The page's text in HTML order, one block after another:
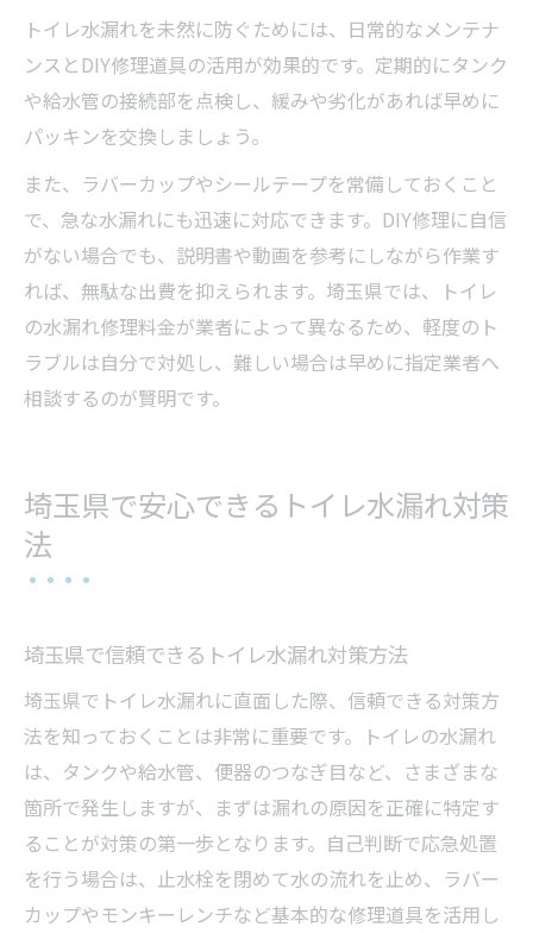
トイレ水漏れを未然に防ぐためには、日常的なメンテナ
ンスとDIY修理道具の活用が効果的です。定期的にタンク
や給水管の接続部を点検し、緩みや劣化があれば早めに
パッキンを交換しましょう。
また、ラバーカップやシールテープを常備しておくこと
で、急な水漏れにも迅速に対応できます。DIY修理に自信
がない場合でも、説明書や動画を参考にしながら作業す
れば、無駄な出費を抑えられます。埼玉県では、トイレ
の水漏れ修理料金が業者によって異なるため、軽度のト
ラブルは自分で対処し、難しい場合は早めに指定業者へ
相談するのが賢明です。
埼玉県で安心できるトイレ水漏れ対策
法
埼玉県で信頼できるトイレ水漏れ対策方法
埼玉県でトイレ水漏れに直面した際、信頼できる対策方
法を知っておくことは非常に重要です。トイレの水漏れ
は、タンクや給水管、便器のつなぎ目など、さまざまな
箇所で発生しますが、まずは漏れの原因を正確に特定す
ることが対策の第一歩となります。自己判断で応急処置
を行う場合は、止水栓を閉めて水の流れを止め、ラバー
カップやモンキーレンチなど基本的な修理道具を活用し